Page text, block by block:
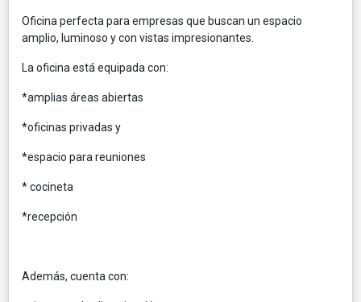
Oficina perfecta para empresas que buscan un espacio
amplio, luminoso y con vistas impresionantes.
La oficina está equipada con:
*amplias áreas abiertas
*oficinas privadas y
*espacio para reuniones
* cocineta
*recepción
Además, cuenta con: